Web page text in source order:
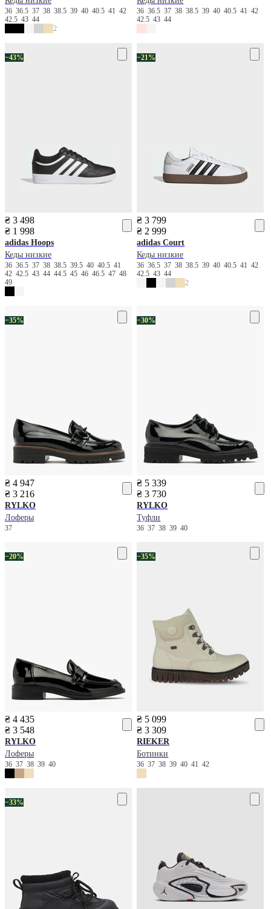
36 36.5 37 38 38.5 39 40 40.5 41 42
42.5 43 44
2
3636.5373838.5394040.54142
42.54344
−43%
₴ 3 498
₴ 1 998
adidas Hoops
Кеды низкие
36 36.5 37 38 38.5 39.5 40 40.5 41
42 42.5 43 44 44.5 45 46 46.5 47 48
49
−21%
₴ 3 799
₴ 2 999
adidas Court
Кеды низкие
3636.5373838.5394040.54142
42.54344
2
−35%
₴ 4 947
₴ 3 216
RYLKO
Лоферы
37
−30%
₴ 5 339
₴ 3 730
RYLKO
Туфли
3637383940
−20%
₴ 4 435
₴ 3 548
RYLKO
Лоферы
36 37 38 39 40
−35%
₴ 5 099
₴ 3 309
RIEKER
Ботинки
36373839404142
−33%